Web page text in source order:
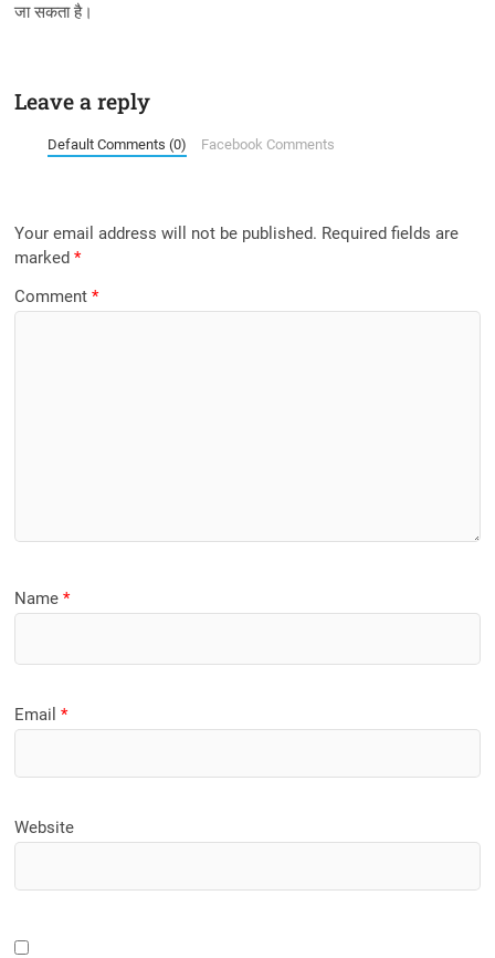
जा सकता है।
Leave a reply
Default Comments (0) Facebook Comments
Your email address will not be published. Required fields are
marked*
Comment*
Name*
Email*
Website